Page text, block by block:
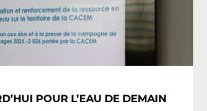
POUR L’EAU DE DEMAIN